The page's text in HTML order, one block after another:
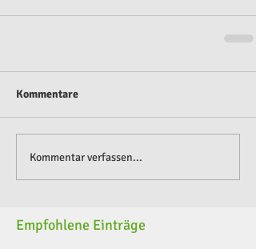
Kommentare
Kommentar verfassen...
Empfohlene Einträge